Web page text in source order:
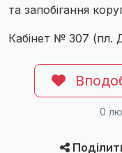
та запобігання
Кабінет № 307 (пл.
0